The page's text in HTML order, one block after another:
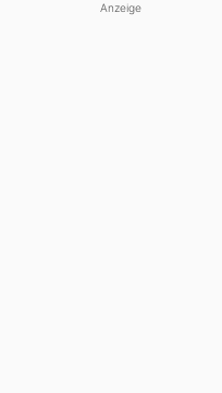
Anzeige